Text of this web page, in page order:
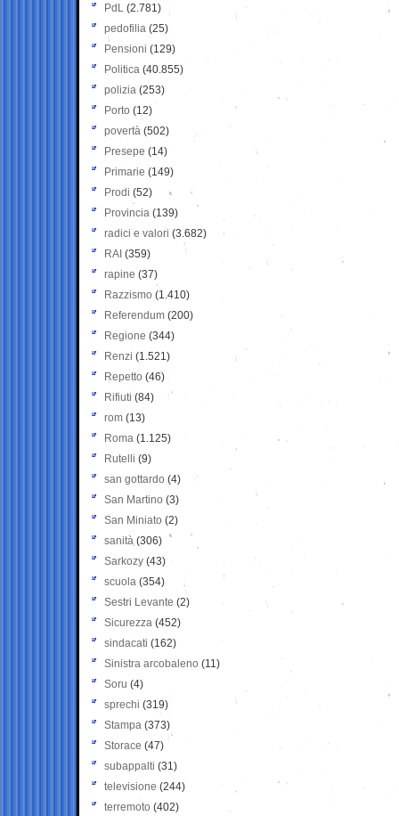
PdL (2.781)
pedofilia (25)
Pensioni (129)
Politica (40.855)
polizia (253)
Porto (12)
povertà (502)
Presepe (14)
Primarie (149)
Prodi (52)
Provincia (139)
radici e valori (3.682)
RAI (359)
rapine (37)
Razzismo (1.410)
Referendum (200)
Regione (344)
Renzi (1.521)
Repetto (46)
Rifiuti (84)
rom (13)
Roma (1.125)
Rutelli (9)
san gottardo (4)
San Martino (3)
San Miniato (2)
sanità (306)
Sarkozy (43)
scuola (354)
Sestri Levante (2)
Sicurezza (452)
sindacati (162)
Sinistra arcobaleno (11)
Soru (4)
sprechi (319)
Stampa (373)
Storace (47)
subappalti (31)
televisione(244)
terremoto (402)